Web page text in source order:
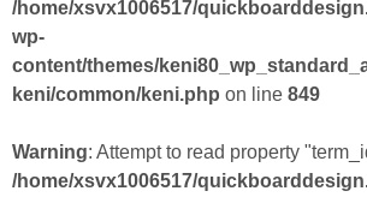
/home/xsvx1006517/
wp-
content/themes/
keni/common/keni.php on line 849
Warning: Attempt to read property
/home/xsvx1006517/